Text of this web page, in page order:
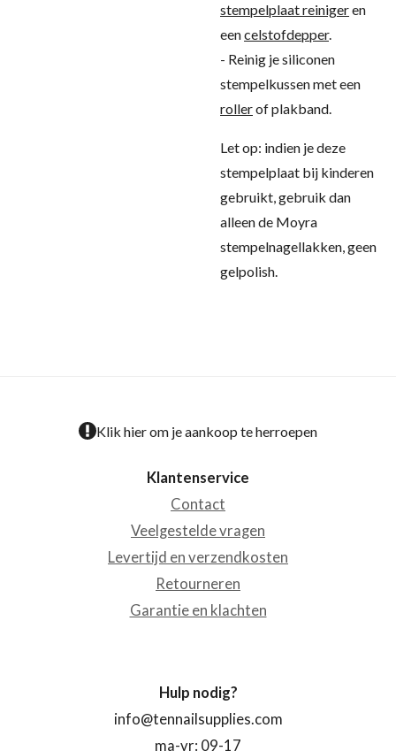
stempelplaat reinigeren
eencelstofdepper.
- Reinig je siliconen
stempelkussen met een
rollerof plakband.
Let op: indien je deze
stempelplaat bij kinderen
gebruikt, gebruik dan
alleen de Moyra
stempelnagellakken, geen
gelpolish.
Klik hier om je aankoop te herroepen
Klantenservice
Contact
Veelgestelde vragen
Levertijd en verzendkosten
Retourneren
Garantie en klachten
Hulp nodig?
info@tennailsupplies.com
ma-vr: 09-17